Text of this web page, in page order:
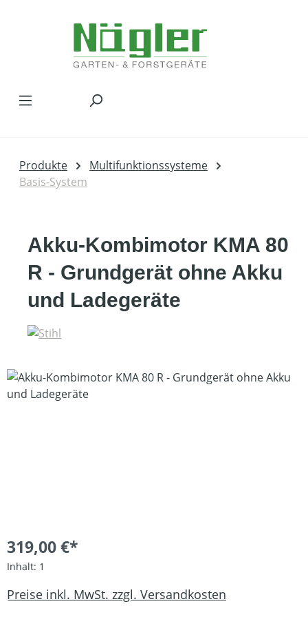
Produkte
Multifunktionssysteme
Basis-System
Akku-Kombimotor KMA 80
R - Grundgerät ohne Akku
und Ladegeräte
Bildergalerie überspringen
319,00 €*
Inhalt: 1
Preise inkl. MwSt. zzgl. Versandkosten